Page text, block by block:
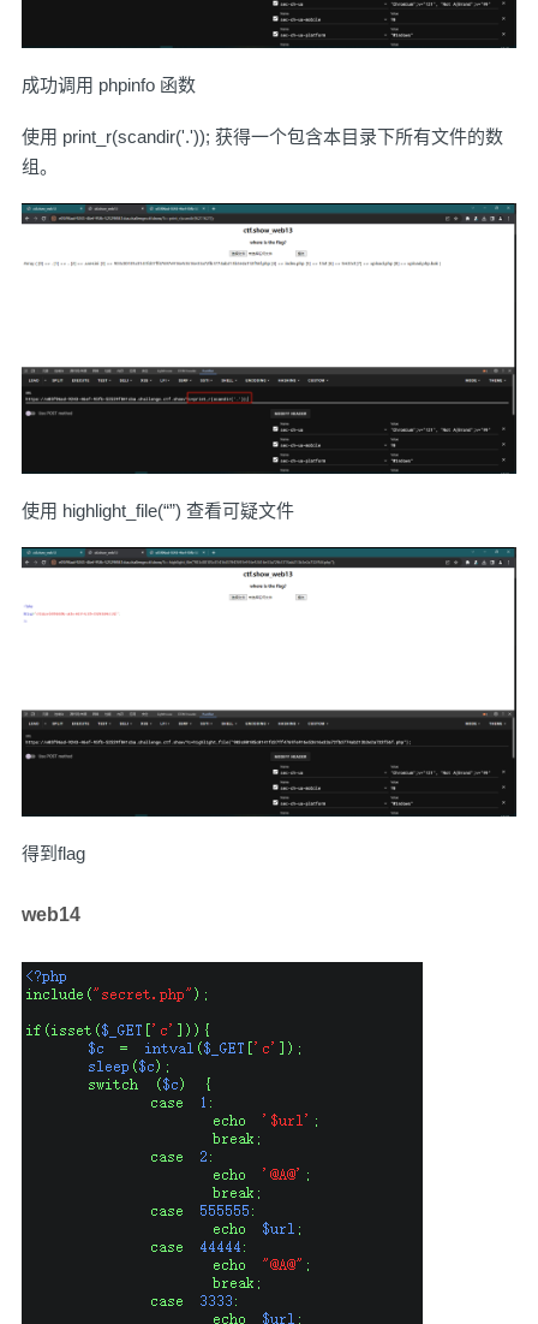
成功调用 phpinfo 函数
使用 print_r(scandir('.')); 获得一个包含本目录下所有文件的数
组。
使用 highlight_file(“”) 查看可疑文件
得到flag
web14